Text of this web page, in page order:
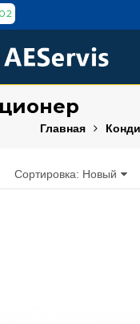
Главная
Сортировка: Новый